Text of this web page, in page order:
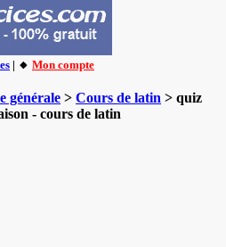
| 🔸 Mon compte
générale > Cours de latin > quiz
- cours de latin